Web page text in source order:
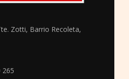
Zotti, Barrio Recoleta,
265